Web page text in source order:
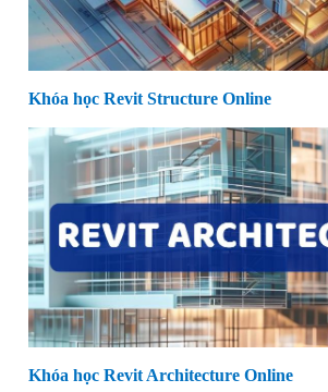
Khóa học Revit Structure Online
Khóa học Revit Architecture Online